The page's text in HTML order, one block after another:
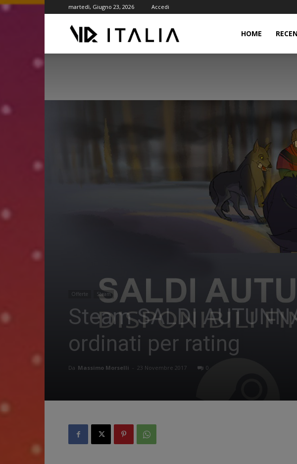
martedì, Giugno 23, 2026 Accedi
HOME
Offerte Steam
Steam SALDI
ordinati per rating
Da Massimo Morselli - 23 Novembre 2017 0